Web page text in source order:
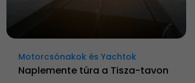
Motorcsónakok és Yachtok
Naplemente túra a Tisza-tavon